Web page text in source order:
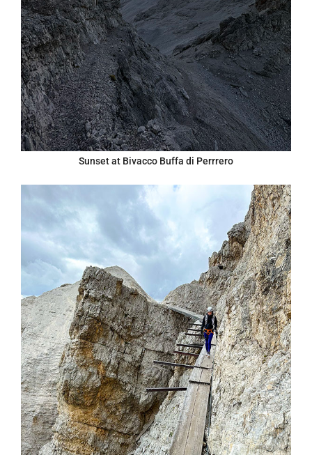
Sunset at Bivacco Buffa di Perrrero